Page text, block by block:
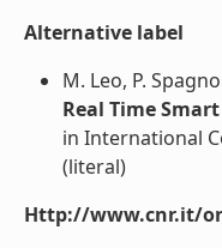
Alternative label
M. Leo, P.
Real Time
in International
(literal)
Http://www.cnr.it/